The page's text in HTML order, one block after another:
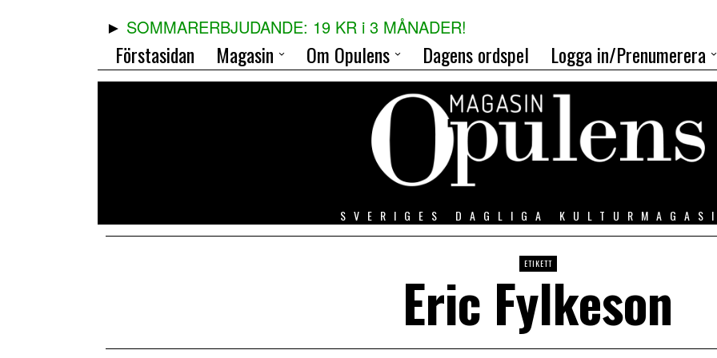
SOMMARERBJUDANDE: 19 KR i 3 MÅNADER!
Förstasidan Magasin Om Opulens Dagens ordspel Logga in/Prenumerera
SVERIGES DAGLIGA
ETIKETT
Eric Fylkeson